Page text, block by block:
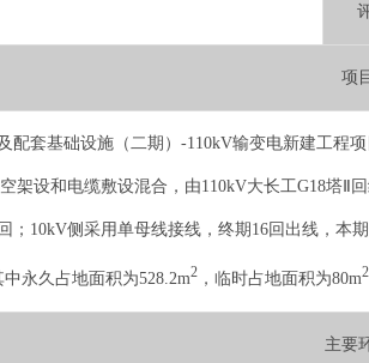
项
配套基础设施（二期）-110kV输变电新建工程
架设和电缆敷设混合，由110kV大长工G18塔Ⅱ
；10kV侧采用单母线接线，终期16回出线，本期
中永久占地面积为528.2m2 ，临时占地面积为80m2
主要